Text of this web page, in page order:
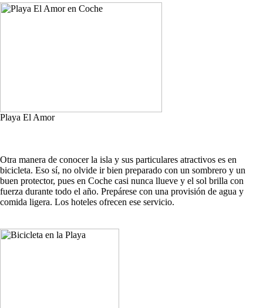
Playa El Amor
Otra manera de conocer la isla y sus particulares atractivos es en
bicicleta. Eso sí, no olvide ir bien preparado con un sombrero y un
buen protector, pues en Coche casi nunca llueve y el sol brilla con
fuerza durante todo el año. Prepárese con una provisión de agua y
comida ligera. Los hoteles ofrecen ese servicio.